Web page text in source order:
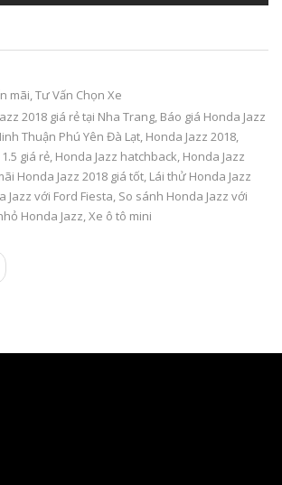
mãi,Tư Vấn Chọn Xe
2018 giá rẻ tại Nha Trang, Báo giá Honda Jazz
Thuận Phú Yên Đà Lạt, Honda Jazz 2018,
giá rẻ, Honda Jazz hatchback, Honda Jazz
Honda Jazz 2018 giá tốt, Lái thử Honda Jazz
Jazz với Ford Fiesta, So sánh Honda Jazz với
Honda Jazz,Xe ô tô mini